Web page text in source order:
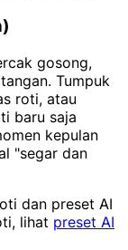
gosong,
Tumpuk
roti, atau
baru saja
kepulan
"segar dan
dan preset AI
lihat preset AI